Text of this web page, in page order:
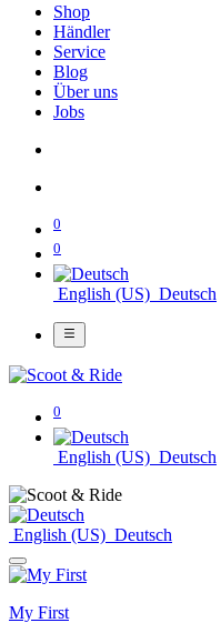
Shop
Händler
Service
Blog
Über uns
Jobs
0
0
English (US) Deutsch
0
English (US) Deutsch
English (US) Deutsch
My First